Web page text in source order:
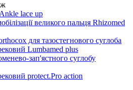
lace up
великого пальця Rhizomed
для тазостегнового суглоба
Lumbamed plus
зап'ястного суглобу
protect.Pro action